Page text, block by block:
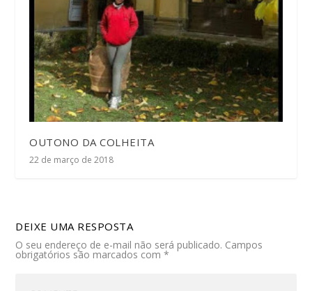
OUTONO DA COLHEITA
22 de março de 2018
DEIXE UMA RESPOSTA
O seu endereço de e-mail não será publicado. Campos
obrigatórios são marcados com*